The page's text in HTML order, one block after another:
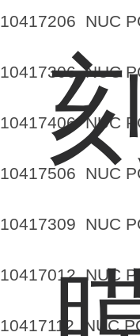
10417206 NUC
10417306 NUC
10417406 NUC
10417506 NUC
10417309 NUC
10417012 NUC
10417112 NUC